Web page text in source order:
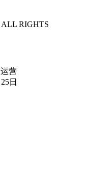
RIGHTS
营
日